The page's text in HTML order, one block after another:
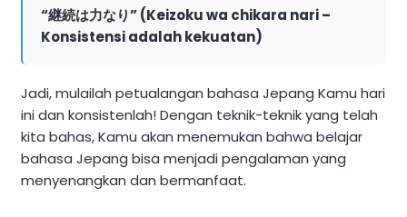
“継続は力なり” (Keizoku wa chikara nari –
Konsistensi adalah kekuatan)
Jadi, mulailah petualangan bahasa Jepang Kamu hari
ini dan konsistenlah! Dengan teknik-teknik yang telah
kita bahas, Kamu akan menemukan bahwa belajar
bahasa Jepang bisa menjadi pengalaman yang
menyenangkan dan bermanfaat.